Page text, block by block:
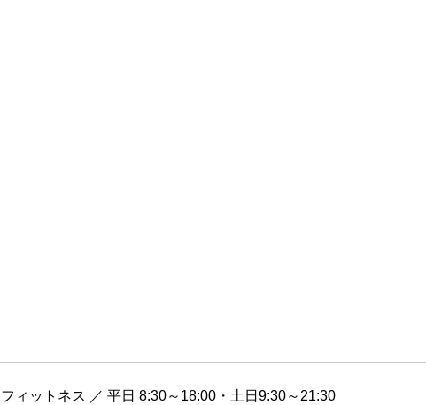
フィットネス ／ 平日 8:30～18:00・土日9:30～21:30